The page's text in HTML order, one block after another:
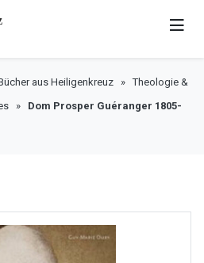
aus Heiligenkreuz »Theologie &
» Dom Prosper Guéranger 1805-